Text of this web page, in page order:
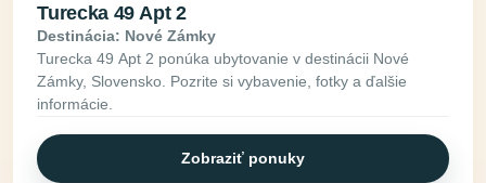
Turecka 49 Apt 2
Destinácia: Nové Zámky
Turecka 49 Apt 2 ponúka ubytovanie v destinácii Nové
Zámky, Slovensko. Pozrite si vybavenie, fotky a ďalšie
informácie.
Zobraziť ponuky